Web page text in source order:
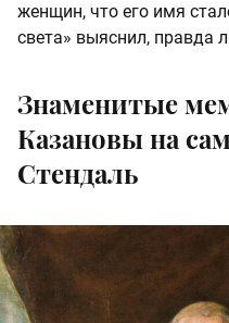
женщин, что его имя
света» выяснил, правда
Знаменитые
Казановы на
Стендаль